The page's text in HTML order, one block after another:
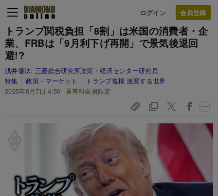
ログイン
トランプ関税負担「8割」は米国の消費者・企
業、FRBは「9月利下げ再開」で景気後退回
避!?
浅井優汰: 三菱総合研究所政策・経済センター研究員
特集
政策・マーケット
トランプ復権 激変する世界
2025年8月7日 4:50
有料会員限定